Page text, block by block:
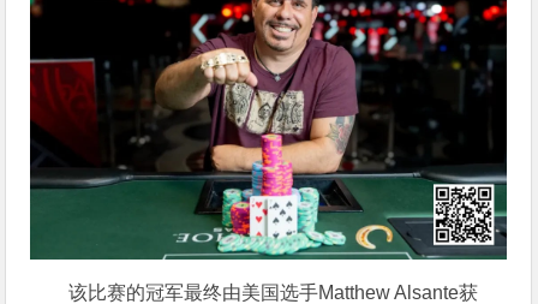
该比赛的冠军最终由美国选手Matthew Alsante获